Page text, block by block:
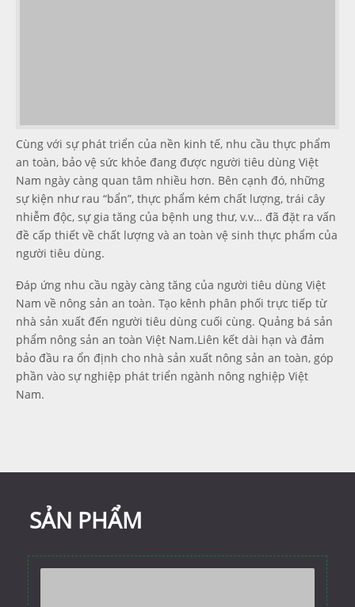
Cùng với sự phát triển của nền kinh tế, nhu cầu thực phẩm
an toàn, bảo vệ sức khỏe đang được người tiêu dùng Việt
Nam ngày càng quan tâm nhiều hơn. Bên cạnh đó, những
sự kiện như rau “bẩn”, thực phẩm kém chất lượng, trái cây
nhiễm độc, sự gia tăng của bệnh ung thư, v.v… đã đặt ra vấn
đề cấp thiết về chất lượng và an toàn vệ sinh thực phẩm của
người tiêu dùng.
Đáp ứng nhu cầu ngày càng tăng của người tiêu dùng Việt
Nam về nông sản an toàn. Tạo kênh phân phối trực tiếp từ
nhà sản xuất đến người tiêu dùng cuối cùng. Quảng bá sản
phẩm nông sản an toàn Việt Nam.Liên kết dài hạn và đảm
bảo đầu ra ổn định cho nhà sản xuất nông sản an toàn, góp
phần vào sự nghiệp phát triển ngành nông nghiệp Việt
Nam.
SẢN PHẨM